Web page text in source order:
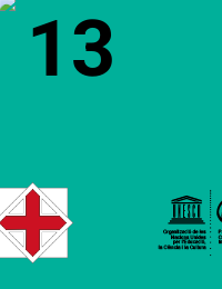
13